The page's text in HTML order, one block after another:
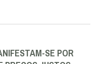
SE POR